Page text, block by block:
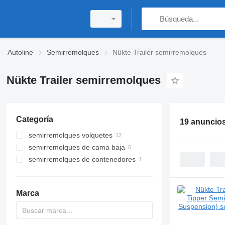
Autoline Semirremolques Nükte Trailer semirremolques
Nükte Trailer semirremolques
Categoría
semirremolques volquetes
semirremolques de cama baja
semirremolques de contenedores
Marca
19